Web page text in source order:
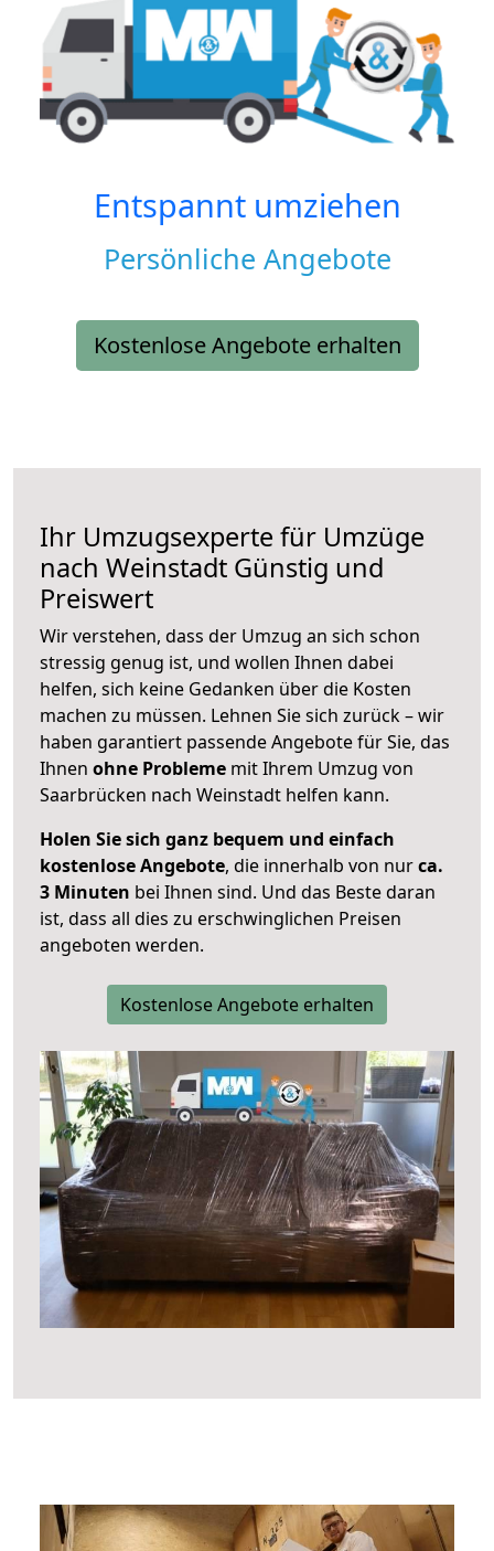
Entspannt umziehen
Persönliche Angebote
Kostenlose Angebote erhalten
Ihr Umzugsexperte für Umzüge
nach Weinstadt Günstig und
Preiswert
Wir verstehen, dass der Umzug an sich schon
stressig genug ist, und wollen Ihnen dabei
helfen, sich keine Gedanken über die Kosten
machen zu müssen. Lehnen Sie sich zurück – wir
haben garantiert passende Angebote für Sie, das
Ihnen ohne Probleme mit Ihrem Umzug von
Saarbrücken nach Weinstadt helfen kann.
Holen Sie sich ganz bequem und einfach
kostenlose Angebote, die innerhalb von nurca.
3 Minuten bei Ihnen sind. Und das Beste daran
ist, dass all dies zu erschwinglichen Preisen
angeboten werden.
Kostenlose Angebote erhalten